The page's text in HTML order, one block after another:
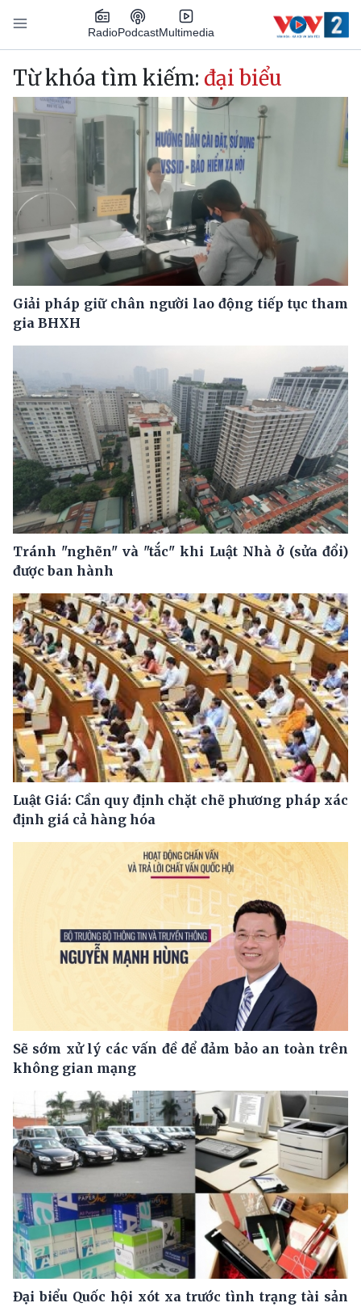
Nhảy đến nội dung
RadioPodcastMultimedia
Main navigation
Từ khóa tìm kiếm: đại biểu
Giải pháp giữ chân người lao động tiếp tục tham
gia BHXH
Tránh "nghẽn" và "tắc" khi Luật Nhà ở (sửa đổi)
được ban hành
Luật Giá: Cần quy định chặt chẽ phương pháp xác
định giá cả hàng hóa
Sẽ sớm xử lý các vấn đề để đảm bảo an toàn trên
không gian mạng
Đại biểu Quốc hội xót xa trước tình trạng tài sản